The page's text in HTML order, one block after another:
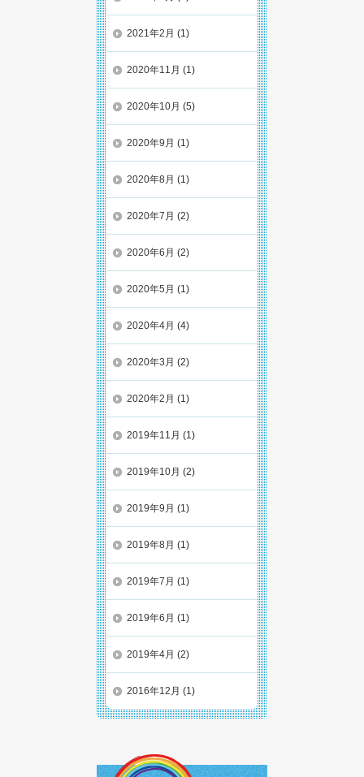
2021年2月 (1)
2020年11月 (1)
2020年10月 (5)
2020年9月 (1)
2020年8月 (1)
2020年7月 (2)
2020年6月 (2)
2020年5月 (1)
2020年4月 (4)
2020年3月 (2)
2020年2月 (1)
2019年11月 (1)
2019年10月 (2)
2019年9月 (1)
2019年8月 (1)
2019年7月 (1)
2019年6月 (1)
2019年4月 (2)
2016年12月 (1)